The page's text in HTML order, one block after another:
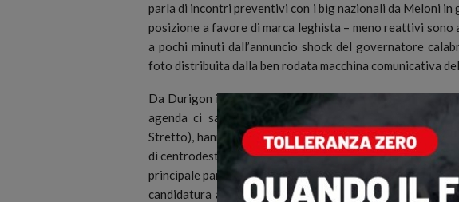
parla di incontri preventivi con i big nazionali da Meloni in
posizione a favore di marca leghista – meno reattivi
a pochi minuti dall’annuncio shock del governatore
foto distribuita dalla ben rodata macchina comunicativa
Da Durigon ieri nel cosentino a Salvini, che ha
agenda ci sarebbe per l’autunno l’avvio dei cantieri
Stretto), hanno tagliato per primi il traguardo delle
di centrodestra. A fare rumore, tuttavia, sarebbero i
principale partito di governo, Fdi. Un elemento che
candidatura a presidente della Regione Calabria sia